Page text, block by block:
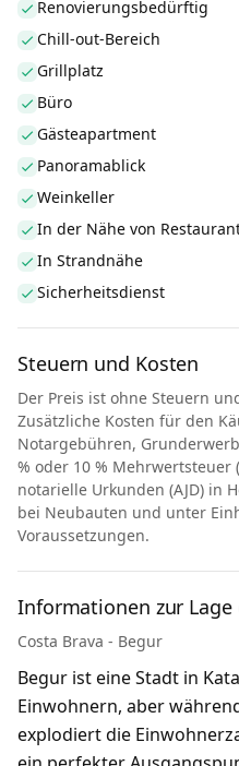
Renovierungsbedürftig
Chill-out-Bereich
Grillplatz
Büro
Gästeapartment
Panoramablick
Weinkeller
In der Nähe von
In Strandnähe
Sicherheitsdienst
Steuern und Kosten
Der Preis ist ohne Steuern
Zusätzliche Kosten für den
Notargebühren,
% oder 10 % Mehrwertsteuer
notarielle Urkunden (AJD) in
bei Neubauten und unter
Voraussetzungen.
Informationen zur
Costa Brava - Begur
Begur ist eine Stadt in
Einwohnern, aber
explodiert die